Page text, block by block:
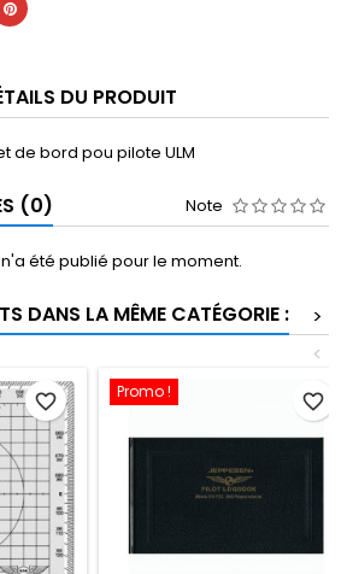
DU PRODUIT
de bord pou pilote ULM
(0) Note
été publié pour le moment.
DANS LA MÊME CATÉGORIE :
>
<
favorite_border Promo ! favorite_border